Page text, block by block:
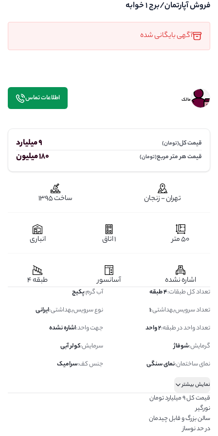
آگهی بایگانی شده
فروش آپارتمان/برج 1 خوابه
قیمت کل(تومان) 9 میلیارد
قیمت هر متر مربع(تومان) 180 میلیون
مالک اطلاعات تماس
تهران - زنجان ساخت 1395
50 متر 1 اتاق انباری
اشاره نشده آسانسور طبقه 4
تعداد کل طبقات:4 طبقه آب گرم:پکیج
تعداد سرویس‌بهداشتی:
1 نوع سرویس‌بهداشتی:ایرانی
تعداد واحد در طبقه:2 واحد جهت واحد:اشاره نشده
گرمایش:شوفاژ سرمایش:کولر آبی
نمای ساختمان:نمای سنگی جنس کف:سرامیک
نمایش بیشتر
قیمت کل ۹ میلیارد تومان
نورگیر
سالن بزرگ و قابل چیدمان
در حد نوساز